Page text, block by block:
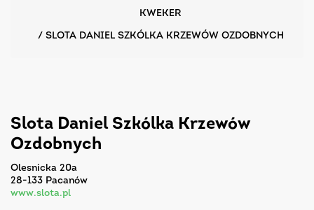
KWEKER
/ SLOTA DANIEL SZKÓLKA KRZEWÓW OZDOBNYCH
Slota Daniel Szkólka Krzewów
Ozdobnych
Olesnicka 20a
28-133 Pacanów
www.slota.pl